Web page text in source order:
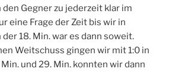
Gegner zu jederzeit klar im
eine Frage der Zeit bis wir in
18. Min. war es dann soweit.
Weitschuss gingen wir mit 1:0 in
und 29. Min. konnten wir dann